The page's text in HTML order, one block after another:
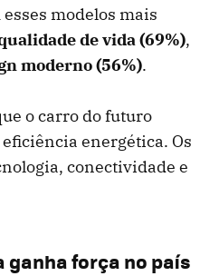
modelos mais
de vida (69%),
moderno (56%).
o carro do futuro
energética. Os
conectividade e
força no país